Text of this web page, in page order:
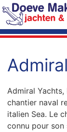
Accéder au
Admiral
Admiral
chantier naval
italien Sea. Le
connu pour